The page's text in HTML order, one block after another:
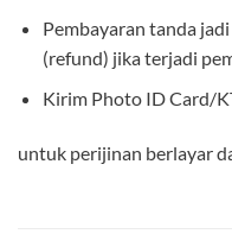
Pembayaran tanda
(refund) jika terjadi
Kirim Photo ID Card/
untuk perijinan berlayar